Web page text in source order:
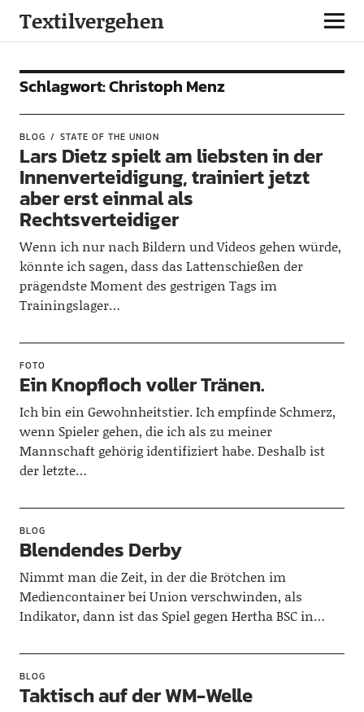
Textilvergehen
Schlagwort:Christoph Menz
BLOG STATE OF THE UNION
Lars Dietz spielt am liebsten in der
Innenverteidigung, trainiert jetzt
aber erst einmal als
Rechtsverteidiger
Wenn ich nur nach Bildern und Videos gehen würde,
könnte ich sagen, dass das Lattenschießen der
prägendste Moment des gestrigen Tags im
Trainingslager…
FOTO
Ein Knopfloch voller Tränen.
Ich bin ein Gewohnheitstier. Ich empfinde Schmerz,
wenn Spieler gehen, die ich als zu meiner
Mannschaft gehörig identifiziert habe. Deshalb ist
der letzte…
BLOG
Blendendes Derby
Nimmt man die Zeit, in der die Brötchen im
Mediencontainer bei Union verschwinden, als
Indikator, dann ist das Spiel gegen Hertha BSC in…
BLOG
Taktisch auf der WM-Welle